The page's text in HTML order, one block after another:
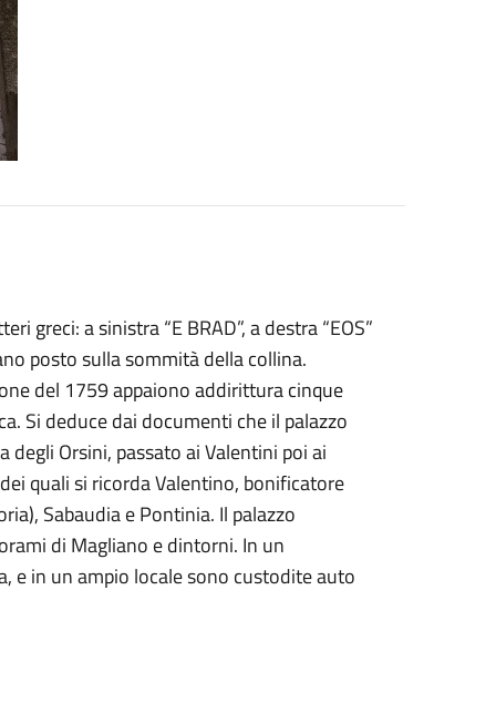
greci: a sinistra “E BRAD”, a destra “EOS”
posto sulla sommità della collina.
del 1759 appaiono addirittura cinque
Si deduce dai documenti che il palazzo
Orsini, passato ai Valentini poi ai
quali si ricorda Valentino, bonificatore
Sabaudia e Pontinia. Il palazzo
di Magliano e dintorni. In un
e in un ampio locale sono custodite auto